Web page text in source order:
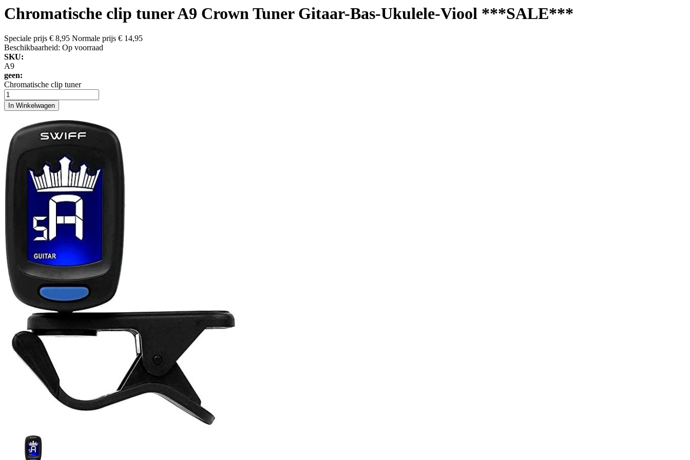
Chromatische clip tuner A9 Crown Tuner Gitaar-Bas-Ukulele-Viool ***SALE***
Speciale prijs € 8,95 Normale prijs € 14,95
Beschikbaarheid: Op voorraad
SKU:
A9
geen:
Chromatische clip tuner
In Winkelwagen